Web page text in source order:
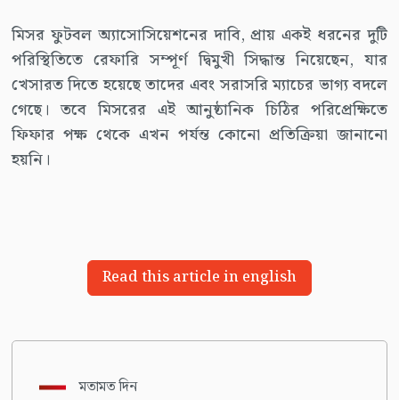
মিসর ফুটবল অ্যাসোসিয়েশনের দাবি, প্রায় একই ধরনের দুটি
পরিস্থিতিতে রেফারি সম্পূর্ণ দ্বিমুখী সিদ্ধান্ত নিয়েছেন, যার
খেসারত দিতে হয়েছে তাদের এবং সরাসরি ম্যাচের ভাগ্য বদলে
গেছে। তবে মিসরের এই আনুষ্ঠানিক চিঠির পরিপ্রেক্ষিতে
ফিফার পক্ষ থেকে এখন পর্যন্ত কোনো প্রতিক্রিয়া জানানো
হয়নি।
Read this article in english
মতামত দিন